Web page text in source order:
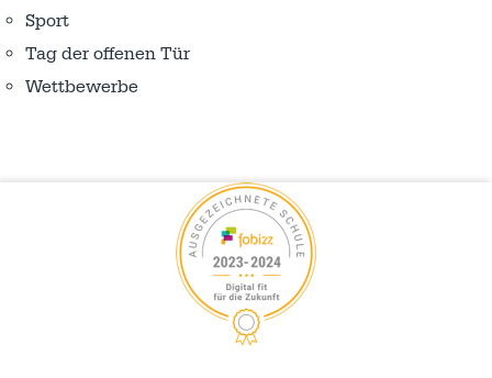
Sport
Tag der offenen Tür
Wettbewerbe